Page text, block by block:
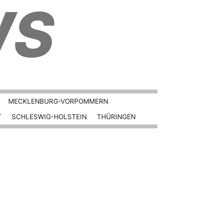
MECKLENBURG-VORPOMMERN
SCHLESWIG-HOLSTEIN THÜRINGEN